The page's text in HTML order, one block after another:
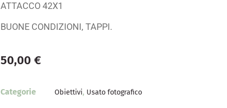
ATTACCO 42X1
BUONE CONDIZIONI, TAPPI.
50,00 €
Categorie Obiettivi, Usato fotografico